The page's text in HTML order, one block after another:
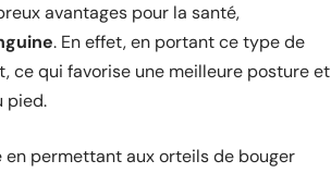
avantages pour la santé,
. En effet, en portant ce type de
ce qui favorise une meilleure posture et
pied.
permettant aux orteils de bouger